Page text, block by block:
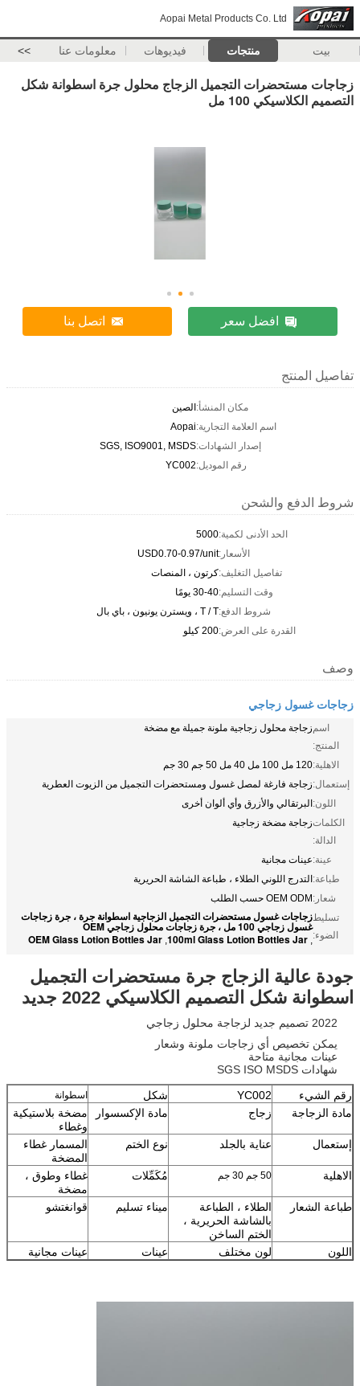
Aopai Metal Products Co. Ltd
بيت منتجات فيديوهات معلومات عنا >>
زجاجات مستحضرات التجميل الزجاج محلول جرة اسطوانة شكل
التصميم الكلاسيكي 100 مل
افضل سعر اتصل بنا
تفاصيل المنتج
مكان المنشأ:الصين
اسم العلامة التجارية:Aopai
إصدار الشهادات:SGS, ISO9001, MSDS
رقم الموديل:YC002
شروط الدفع والشحن
الحد الأدنى لكمية:5000
الأسعار:USD0.70-0.97/unit
تفاصيل التغليف:كرتون ، المنصات
وقت التسليم:30-40 يومًا
شروط الدفع:T / T ، ويسترن يونيون ، باي بال
القدرة على العرض:200 كيلو
وصف
زجاجات غسول زجاجي
اسم
المنتج:
زجاجة محلول زجاجية ملونة جميلة مع مضخة
الاهلية:120 مل 100 مل 40 مل 50 جم 30 جم
إستعمال:زجاجة فارغة لمصل غسول ومستحضرات التجميل من الزيوت العطرية
اللون:البرتقالي والأزرق وأي ألوان أخرى
الكلمات
الدالة:
زجاجة مضخة زجاجية
عينة:عينات مجانية
طباعة:التدرج اللوني الطلاء ، طباعة الشاشة الحريرية
شعار:OEM ODM حسب الطلب
تسليط
الضوء:
زجاجات غسول مستحضرات التجميل الزجاجية اسطوانة جرة ، جرة زجاجات
غسول زجاجي 100 مل ، جرة زجاجات محلول زجاجي OEM
,
100ml Glass Lotion Bottles Jar
,
OEM Glass Lotion Bottles Jar
جودة عالية الزجاج جرة مستحضرات التجميل
اسطوانة شكل التصميم الكلاسيكي 2022 جديد
2022 تصميم جديد لزجاجة محلول زجاجي
يمكن تخصيص أي زجاجات ملونة وشعار
عينات مجانية متاحة
شهادات SGS ISO MSDS
رقم الشيء
YC002 شكل اسطوانة
مادة الزجاجة زجاج مادة الإكسسوار
مضخة بلاستيكية
وغطاء
إستعمال
عناية بالجلد نوع الختم
المسمار غطاء
المضخة
الاهلية
50 جم 30 جم مُكَمِّلات
غطاء وطوق ،
مضخة
طباعة الشعار
الطلاء ، الطباعة
بالشاشة الحريرية ،
الختم الساخن
ميناء تسليم قوانغتشو
اللون لون مختلف عينات عينات مجانية